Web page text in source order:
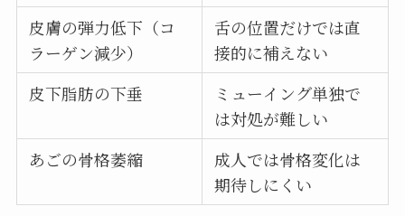
皮膚の弾力低下（コ
ラーゲン減少）
舌の位置だけでは直
接的に補えない
皮下脂肪の下垂
ミューイング単独で
は対処が難しい
あごの骨格萎縮
成人では骨格変化は
期待しにくい